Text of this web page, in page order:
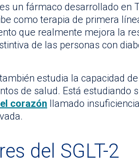
es un fármaco desarrollado en
como terapia de primera
que realmente mejora la
de las personas con
estudia la capacidad
de salud. Está estudiando
corazón llamado
del SGLT-2